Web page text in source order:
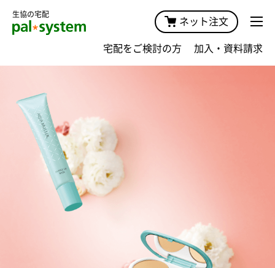
生協の宅配
ネット注文
宅配をご検討の方 加入・資料請求